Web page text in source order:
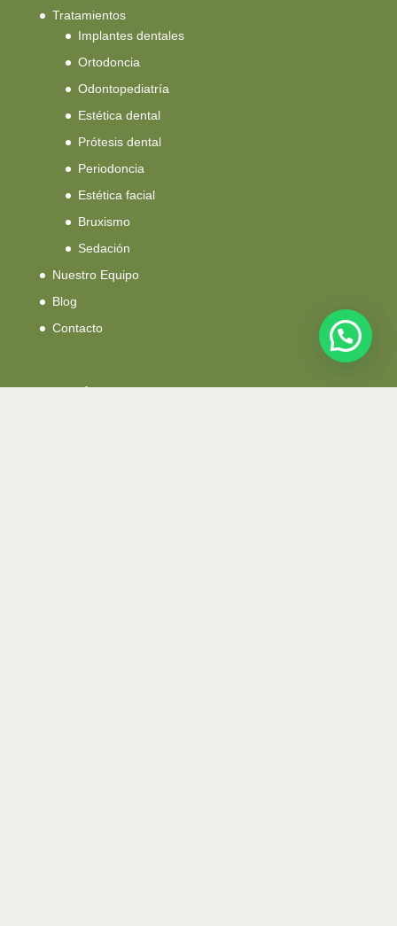
Tratamientos
Implantes dentales
Ortodoncia
Odontopediatría
Estética dental
Prótesis dental
Periodoncia
Estética facial
Bruxismo
Sedación
Nuestro Equipo
Blog
Contacto
Dirección: